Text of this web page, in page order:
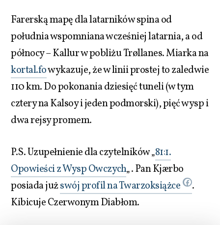
Farerską mapę dla latarników spina od
południa wspomniana wcześniej latarnia, a od
północy – Kallur w pobliżu Trøllanes. Miarka na
kortal.fowykazuje, że w linii prostej to zaledwie
110 km. Do pokonania dziesięć tuneli (w tym
cztery na Kalsoy i jeden podmorski), pięć wysp i
dwa rejsy promem.
P.S. Uzupełnienie dla czytelników „81:1.
Opowieści z Wysp Owczych„. Pan Kjærbo
posiada jużswój profil na Twarzoksiążce
.
Kibicuje Czerwonym Diabłom.